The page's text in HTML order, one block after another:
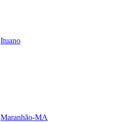
Ituano
Maranhão-MA